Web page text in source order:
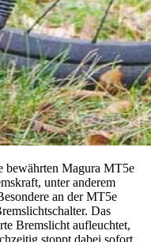
bewährten Magura MT5e
unter anderem
an der MT5e
Das
Bremslicht aufleuchtet,